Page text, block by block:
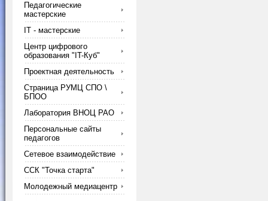
Педагогические
мастерские
IT - мастерские
Центр цифрового
образования "IT-Куб"
Проектная деятельность
Страница РУМЦ СПО \
БПОО
Лаборатория ВНОЦ РАО
Персональные сайты
педагогов
Сетевое взаимодействие
ССК "Точка старта"
Молодежный медиацентр